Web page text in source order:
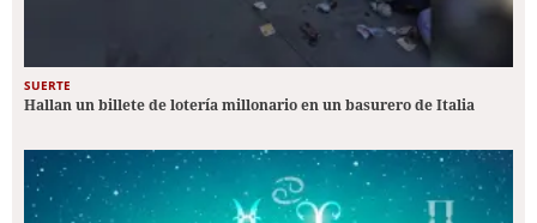
SUERTE
Hallan un billete de lotería millonario en un basurero de Italia